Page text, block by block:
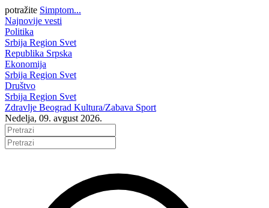
potražite Simptom...
Najnovije vesti
Politika
Srbija Region Svet
Republika Srpska
Ekonomija
Srbija Region Svet
Društvo
Srbija Region Svet
Zdravlje Beograd Kultura/Zabava Sport
Nedelja, 09. avgust 2026.